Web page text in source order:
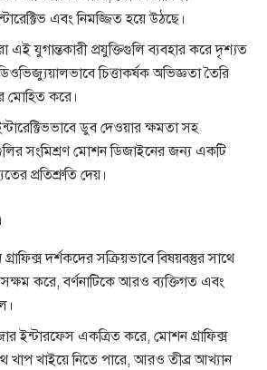
এবং নিমজ্জিত হয়ে উঠছে।
এই যুগান্তকারী প্রযুক্তিগুলি ব্যবহার করে দৃশ্যত
চিত্তাকর্ষক অভিজ্ঞতা তৈরি
মোহিত করে।
ডুব দেওয়ার ক্ষমতা সহ
সংমিশ্রণ মোশন ডিজাইনের জন্য একটি
প্রতিশ্রুতি দেয়।
।
দর্শকদের সক্রিয়ভাবে বিষয়বস্তুর সাথে
সক্ষম করে, বর্ণনাটিকে আরও ব্যক্তিগত এবং
ইন্টারফেস একত্রিত করে, মোশন গ্রাফিক্স
খাপ খাইয়ে নিতে পারে, আরও তীব্র আখ্যান